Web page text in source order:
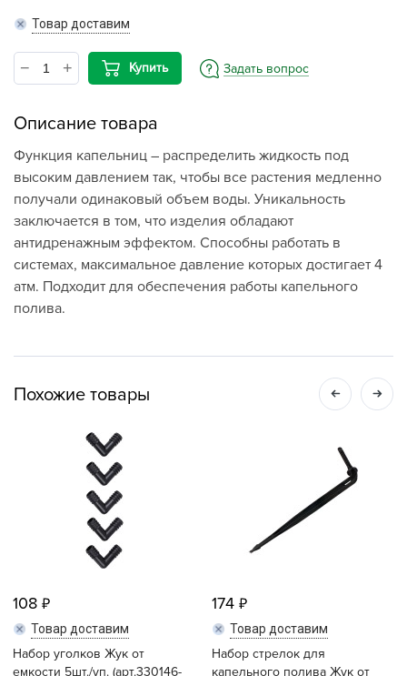
Товар доставим
Купить Задать вопрос
Описание товара
Функция капельниц – распределить жидкость под
высоким давлением так, чтобы все растения медленно
получали одинаковый объем воды. Уникальность
заключается в том, что изделия обладают
антидренажным эффектом. Способны работать в
системах, максимальное давление которых достигает 4
атм. Подходит для обеспечения работы капельного
полива.
Похожие товары
108
Товар доставим
Набор уголков Жук от
емкости 5шт./уп. (арт.330146-
174
Товар доставим
Набор стрелок для
капельного полива Жук от